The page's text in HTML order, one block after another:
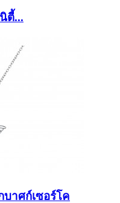
ตี้...
าศก์เซอร์โค